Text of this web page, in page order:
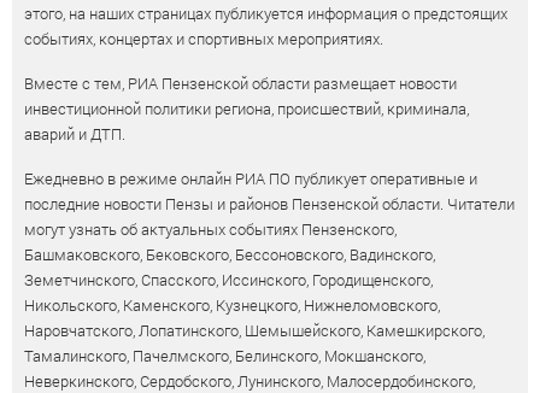
этого, на наших страницах публикуется информация о предстоящих
событиях, концертах и спортивных мероприятиях.
Вместе с тем, РИА Пензенской области размещает новости
инвестиционной политики региона, происшествий, криминала,
аварий и ДТП.
Ежедневно в режиме онлайн РИА ПО публикует оперативные и
последние новости Пензы и районов Пензенской области. Читатели
могут узнать об актуальных событиях Пензенского,
Башмаковского, Бековского, Бессоновского, Вадинского,
Земетчинского, Спасского, Иссинского, Городищенского,
Никольского, Каменского, Кузнецкого, Нижнеломовского,
Наровчатского, Лопатинского, Шемышейского, Камешкирского,
Тамалинского, Пачелмского, Белинского, Мокшанского,
Неверкинского, Сердобского, Лунинского, Малосердобинского,